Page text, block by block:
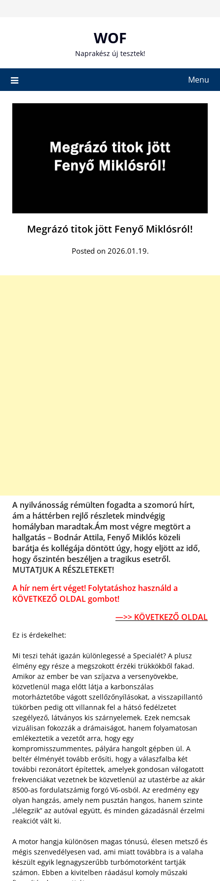
WOF
Naprakész új tesztek!
Menu
Megrázó titok jött Fenyő Miklósról!
Posted on 2026.01.19.
A nyilvánosság rémülten fogadta a szomorú hírt,
ám a háttérben rejlő részletek mindvégig
homályban maradtak.Ám most végre megtört a
hallgatás – Bodnár Attila, Fenyő Miklós közeli
barátja és kollégája döntött úgy, hogy eljött az idő,
hogy őszintén beszéljen a tragikus esetről.
MUTATJUK A RÉSZLETEKET!
A hír nem ért véget! Folytatáshoz használd a
KÖVETKEZŐ OLDAL gombot!
—>> KÖVETKEZŐ OLDAL
Ez is érdekelhet:
Mi teszi tehát igazán különlegessé a Specialét? A plusz
élmény egy része a megszokott érzéki trükkökből fakad.
Amikor az ember be van szíjazva a versenyövekbe,
közvetlenül maga előtt látja a karbon­szálas
motorháztetőbe vágott szellőzőnyílásokat, a visszapillantó
tükörben pedig ott villannak fel a hátsó fedélzetet
szegélyező, látványos kis szárnyelemek. Ezek nemcsak
vizuálisan fokozzák a drámaiságot, hanem folyamatosan
emlékeztetik a vezetőt arra, hogy egy
kompromisszummentes, pályára hangolt gépben ül. A
beltér élményét tovább erősíti, hogy a válaszfalba két
további rezonátort építettek, amelyek gondosan válogatott
frekvenciákat vezetnek be közvetlenül az utastérbe az akár
8500-as fordulatszámig forgó V6-osból. Az eredmény egy
olyan hangzás, amely nem pusztán hangos, hanem szinte
„lélegzik” az autóval együtt, és minden gázadásnál érzelmi
reakciót vált ki.
A motor hangja különösen magas tónusú, élesen metsző és
mégis szenvedélyesen vad, ami miatt továbbra is a valaha
készült egyik legnagyszerűbb turbómotorként tartják
számon. Ebben a kivitelben ráadásul komoly műszaki